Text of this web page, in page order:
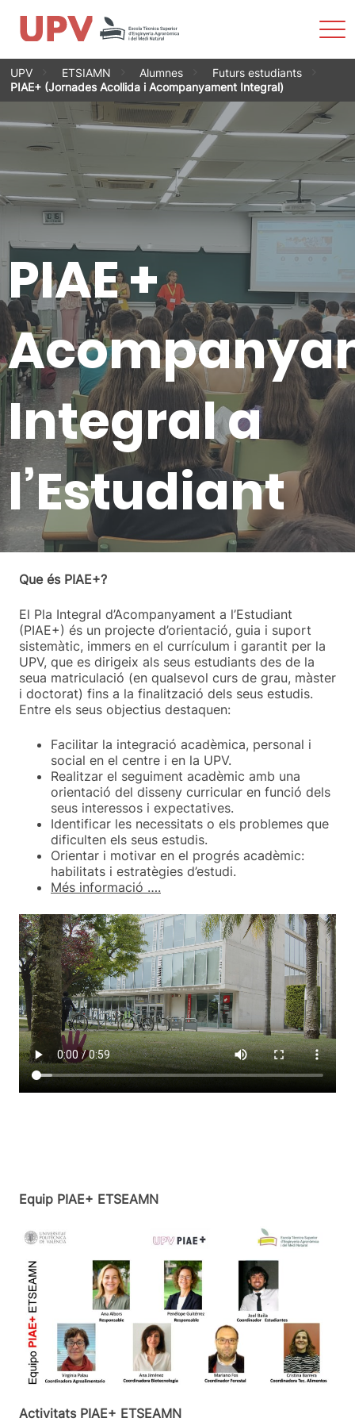
Vés
contingut
UPV ETSIAMN Alumnes
Futurs estudiants
PIAE+ (Jornades Acollida i Acompanyament Integral)
PIAE +
Integrala
l’Estudiant
Que és PIAE+?
El Pla Integral d’Acompanyament a l’Estudiant
(PIAE+) és un projecte d’orientació, guia i suport
sistemàtic, immers en el currículum i garantit per la
UPV, que es dirigeix als seus estudiants des de la
seua matriculació (en qualsevol curs de grau, màster
i doctorat) fins a la finalització dels seus estudis.
Entre els seus objectius destaquen:
Facilitar la integració acadèmica, personal i
social en el centre i en la UPV.
Realitzar el seguiment acadèmic amb una
orientació del disseny curricular en funció dels
seus interessos i expectatives.
Identificar les necessitats o els problemes que
dificulten els seus estudis.
Orientar i motivar en el progrés acadèmic:
habilitats i estratègies d’estudi.
Més informació ….
Equip PIAE+ ETSEAMN
Activitats PIAE+ ETSEAMN